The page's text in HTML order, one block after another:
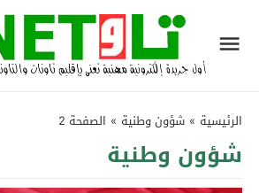
الرئيسية » شؤون وطنية » الصفحة 2
شؤون وطنية